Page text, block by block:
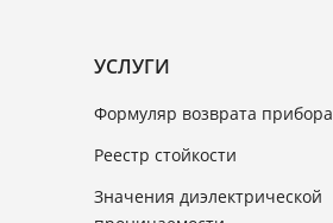
УСЛУГИ
Формуляр возврата прибора
Реестр стойкости
Значения диэлектрической